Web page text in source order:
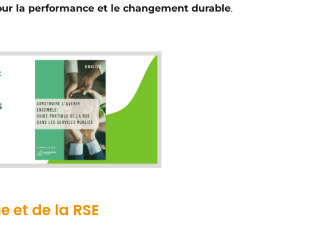
la performance et le changement durable.
et de la RSE